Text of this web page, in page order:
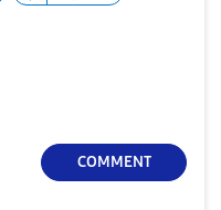
COMMENT